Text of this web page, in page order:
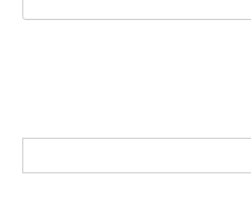
Search